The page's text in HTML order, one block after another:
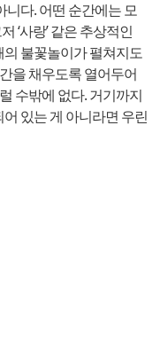
니다. 어떤 순간에는 모
‘사랑’ 같은 추상적인
불꽃놀이가 펼쳐지도
을 채우도록 열어두어
수밖에 없다. 거기까지
있는 게 아니라면 우린